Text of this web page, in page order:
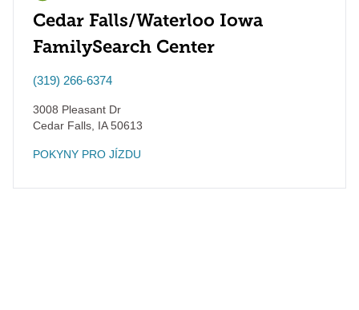
Cedar Falls/Waterloo Iowa
FamilySearch Center
(319) 266-6374
3008 Pleasant Dr
Cedar Falls IA50613
POKYNY PRO JÍZDU